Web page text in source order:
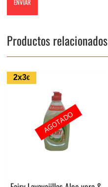
Productos relacionados
2x3€
AGOTADO